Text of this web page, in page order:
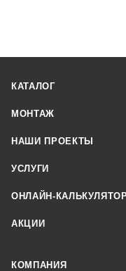
КАТАЛОГ
МОНТАЖ
НАШИ ПРОЕКТЫ
УСЛУГИ
ОНЛАЙН-
АКЦИИ
КОМПАНИЯ